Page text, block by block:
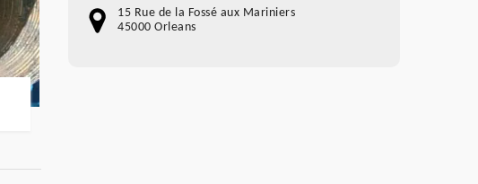
15 Rue de la Fossé aux Mariniers
45000 Orleans